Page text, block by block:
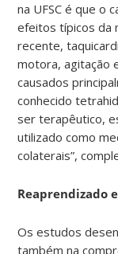
na UFSC é que o
efeitos típicos da
recente,
motora, agitação
causados
conhecido
ser terapêutico,
utilizado como
colaterais”,
Reaprendizado
Os estudos
também na